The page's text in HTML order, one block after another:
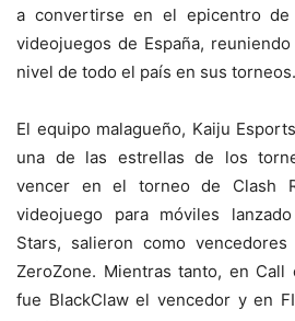
a convertirse en el epicentro de
videojuegos de España,
nivel de todo el país en sus torneos.
El equipo malagueño, Kaiju
una de las estrellas de los
vencer en el torneo de Clash
videojuego para móviles
Stars, salieron como
ZeroZone. Mientras tanto, en Call
fue BlackClaw el vencedor y en